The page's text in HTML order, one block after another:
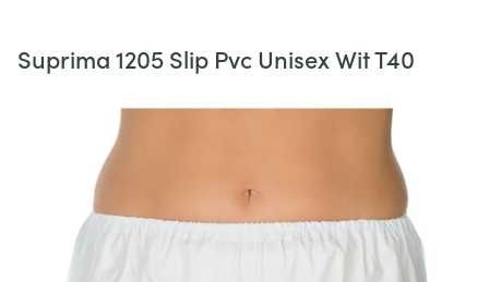
Suprima 1205 Slip Pvc Unisex Wit T40